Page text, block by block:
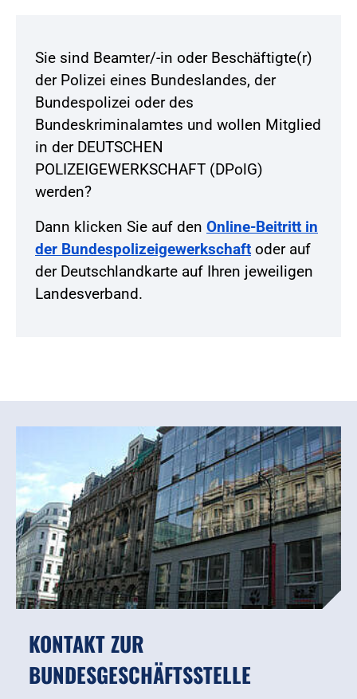
Sie sind Beamter/-in oder Beschäftigte(r)
der Polizei eines Bundeslandes, der
Bundespolizei oder des
Bundeskriminalamtes und wollen Mitglied
in der DEUTSCHEN
POLIZEIGEWERKSCHAFT (DPolG)
werden?
Dann klicken Sie auf den Online-Beitritt in
der Bundespolizeigewerkschaft oder auf
der Deutschlandkarte auf Ihren jeweiligen
Landesverband.
KONTAKT ZUR
BUNDESGESCHÄFTSSTELLE